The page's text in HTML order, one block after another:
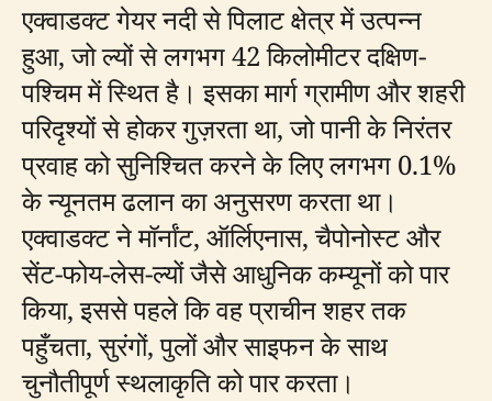
एक्वाडक्ट गेयर नदी से पिलाट क्षेत्र में उत्पन्न
हुआ, जो ल्यों से लगभग 42 किलोमीटर दक्षिण-
पश्चिम में स्थित है। इसका मार्ग ग्रामीण और शहरी
परिदृश्यों से होकर गुज़रता था, जो पानी के निरंतर
प्रवाह को सुनिश्चित करने के लिए लगभग 0.1%
के न्यूनतम ढलान का अनुसरण करता था।
एक्वाडक्ट ने मॉर्नांट, ऑर्लिएनास, चैपोनोस्ट और
सेंट-फोय-लेस-ल्यों जैसे आधुनिक कम्यूनों को पार
किया, इससे पहले कि वह प्राचीन शहर तक
पहुँचता, सुरंगों, पुलों और साइफन के साथ
चुनौतीपूर्ण स्थलाकृति को पार करता।